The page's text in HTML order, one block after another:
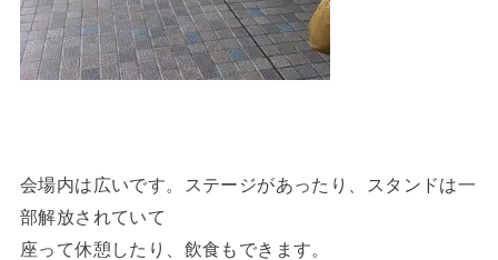
会場内は広いです。ステージがあったり、スタンドは一
部解放されていて
座って休憩したり、飲食もできます。